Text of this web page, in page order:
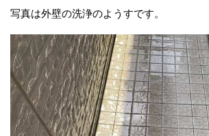
写真は外壁の洗浄のようすです。